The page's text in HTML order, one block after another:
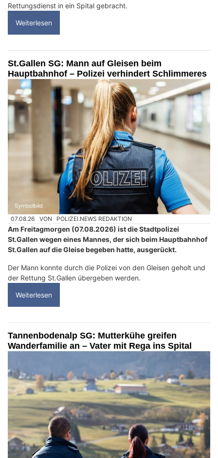
Rettungsdienst in ein Spital gebracht.
Weiterlesen
St.Gallen SG: Mann auf Gleisen beim
Hauptbahnhof – Polizei verhindert Schlimmeres
07.08.26 VON POLIZEI.NEWS REDAKTION
Am Freitagmorgen (07.08.2026) ist die Stadtpolizei
St.Gallen wegen eines Mannes, der sich beim Hauptbahnhof
St.Gallen auf die Gleise begeben hatte, ausgerückt.
Der Mann konnte durch die Polizei von den Gleisen geholt und
der Rettung St.Gallen übergeben werden.
Weiterlesen
Tannenbodenalp SG: Mutterkühe greifen
Wanderfamilie an – Vater mit Rega ins Spital